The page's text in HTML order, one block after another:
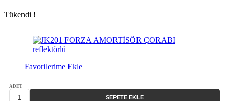
Tükendi !
Favorilerime Ekle
ADET
SEPETE EKLE